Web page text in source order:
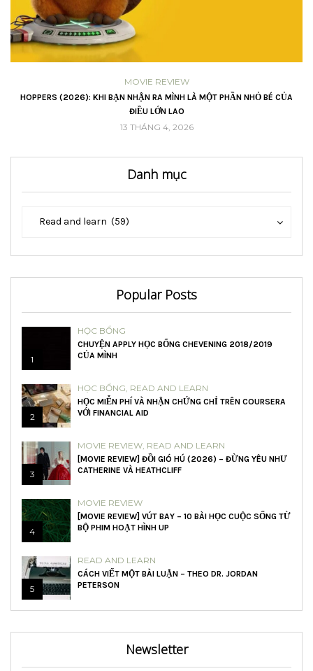
MOVIE REVIEW
HOPPERS (2026): KHI BẠN NHẬN RA MÌNH LÀ MỘT PHẦN NHỎ BÉ CỦA
ĐIỀU LỚN LAO
13 THÁNG 4, 2026
Danh mục
Read and learn (59)
Popular Posts
1
HỌC BỔNG
CHUYỆN APPLY HỌC BỔNG CHEVENING 2018/2019
CỦA MÌNH
2
HỌC BỔNG, READ AND LEARN
HỌC MIỄN PHÍ VÀ NHẬN CHỨNG CHỈ TRÊN COURSERA
VỚI FINANCIAL AID
3
MOVIE REVIEW, READ AND LEARN
[MOVIE REVIEW] ĐỒI GIÓ HÚ (2026) – ĐỪNG YÊU NHƯ
CATHERINE VÀ HEATHCLIFF
4
MOVIE REVIEW
[MOVIE REVIEW] VÚT BAY – 10 BÀI HỌC CUỘC SỐNG TỪ
BỘ PHIM HOẠT HÌNH UP
5
READ AND LEARN
CÁCH VIẾT MỘT BÀI LUẬN – THEO DR. JORDAN
PETERSON
Newsletter